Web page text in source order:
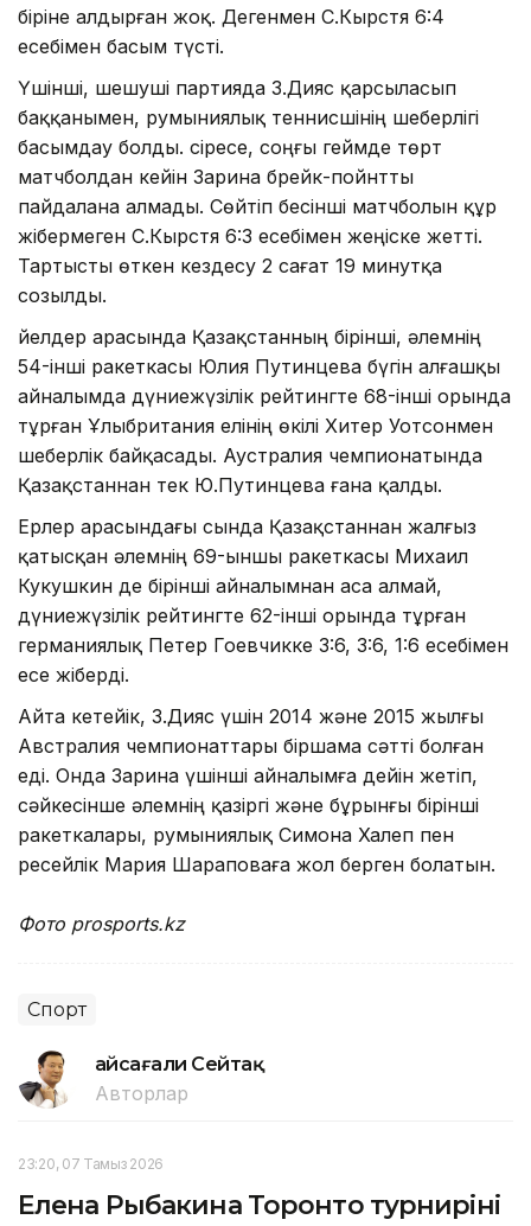
біріне алдырған жоқ. Дегенмен С.Кырстя 6:4
есебімен басым түсті.
Үшінші, шешуші партияда З.Дияс қарсыласып
баққанымен, румыниялық теннисшінің шеберлігі
басымдау болды. Әсіресе, соңғы геймде төрт
матчболдан кейін Зарина брейк-пойнтты
пайдалана алмады. Сөйтіп бесінші матчболын құр
жібермеген С.Кырстя 6:3 есебімен жеңіске жетті.
Тартысты өткен кездесу 2 сағат 19 минутқа
созылды.
Әйелдер арасында Қазақстанның бірінші, әлемнің
54-інші ракеткасы Юлия Путинцева бүгін алғашқы
айналымда дүниежүзілік рейтингте 68-інші орында
тұрған Ұлыбритания елінің өкілі Хитер Уотсонмен
шеберлік байқасады. Аустралия чемпионатында
Қазақстаннан тек Ю.Путинцева ғана қалды.
Ерлер арасындағы сында Қазақстаннан жалғыз
қатысқан әлемнің 69-ыншы ракеткасы Михаил
Кукушкин де бірінші айналымнан аса алмай,
дүниежүзілік рейтингте 62-інші орында тұрған
германиялық Петер Гоевчикке 3:6, 3:6, 1:6 есебімен
есе жіберді.
Айта кетейік, З.Дияс үшін 2014 және 2015 жылғы
Австралия чемпионаттары біршама сәтті болған
еді. Онда Зарина үшінші айналымға дейін жетіп,
сәйкесінше әлемнің қазіргі және бұрынғы бірінші
ракеткалары, румыниялық Симона Халеп пен
ресейлік Мария Шараповаға жол берген болатын.
Фото prosports.kz
Спорт
Ғайсағали Сейтақ
Авторлар
23:20, 07 Тамыз 2026
Елена Рыбакина Торонто турнирінің